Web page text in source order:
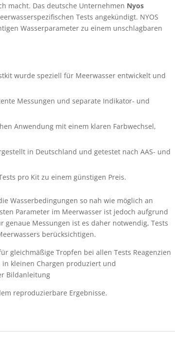
macht. Das deutsche Unternehmen Nyos
Tests angekündigt. NYOS
Wasserparameter zu einem unschlagbaren
wurde speziell für Meerwasser entwickelt und
Messungen und separate Indikator- und
Anwendung mit einem klaren Farbwechsel,
in Deutschland und getestet nach AAS- und
pro Kit zu einem günstigen Preis.
Wasserbedingungen so nah wie möglich an
Parameter im Meerwasser ist jedoch aufgrund
Messungen ist es daher notwendig, Tests
berücksichtigen.
gleichmäßige Tropfen bei allen Tests Reagenzien
in kleinen Chargen produziert und
Bildanleitung
reproduzierbare Ergebnisse.